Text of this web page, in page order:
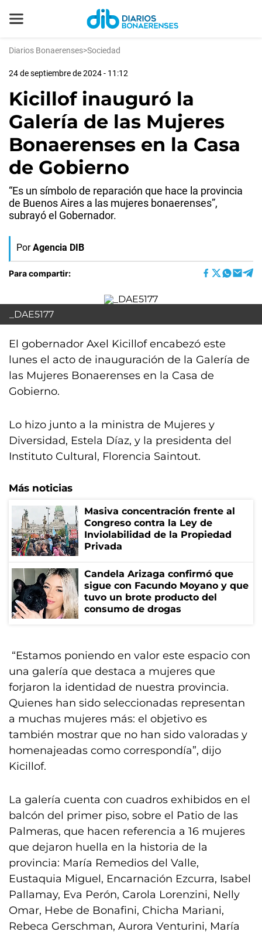
Diarios Bonaerenses>Sociedad
24 de septiembre de 2024 - 11:12
Kicillof inauguró la
Galería de las Mujeres
Bonaerenses en la Casa
de Gobierno
“Es un símbolo de reparación que hace la provincia
de Buenos Aires a las mujeres bonaerenses”,
subrayó el Gobernador.
Por Agencia DIB
Para compartir:
_DAE5177
El gobernador Axel Kicillof encabezó este
lunes el acto de inauguración de la Galería de
las Mujeres Bonaerenses en la Casa de
Gobierno.
Lo hizo junto a la ministra de Mujeres y
Diversidad, Estela Díaz, y la presidenta del
Instituto Cultural, Florencia Saintout.
Más noticias
Masiva concentración frente al
Congreso contra la Ley de
Inviolabilidad de la Propiedad
Privada
Candela Arizaga confirmó que
sigue con Facundo Moyano y que
tuvo un brote producto del
consumo de drogas
“Estamos poniendo en valor este espacio con
una galería que destaca a mujeres que
forjaron la identidad de nuestra provincia.
Quienes han sido seleccionadas representan
a muchas mujeres más: el objetivo es
también mostrar que no han sido valoradas y
homenajeadas como correspondía”, dijo
Kicillof.
La galería cuenta con cuadros exhibidos en el
balcón del primer piso, sobre el Patio de las
Palmeras, que hacen referencia a 16 mujeres
que dejaron huella en la historia de la
provincia: María Remedios del Valle,
Eustaquia Miguel, Encarnación Ezcurra, Isabel
Pallamay, Eva Perón, Carola Lorenzini, Nelly
Omar, Hebe de Bonafini, Chicha Mariani,
Rebeca Gerschman, Aurora Venturini, María